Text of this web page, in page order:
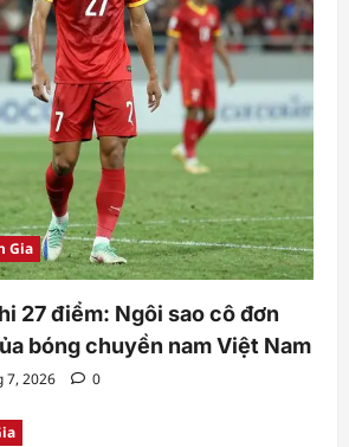
Gia
27 điểm: Ngôi sao cô đơn
bóng chuyền nam Việt Nam
7, 2026 0